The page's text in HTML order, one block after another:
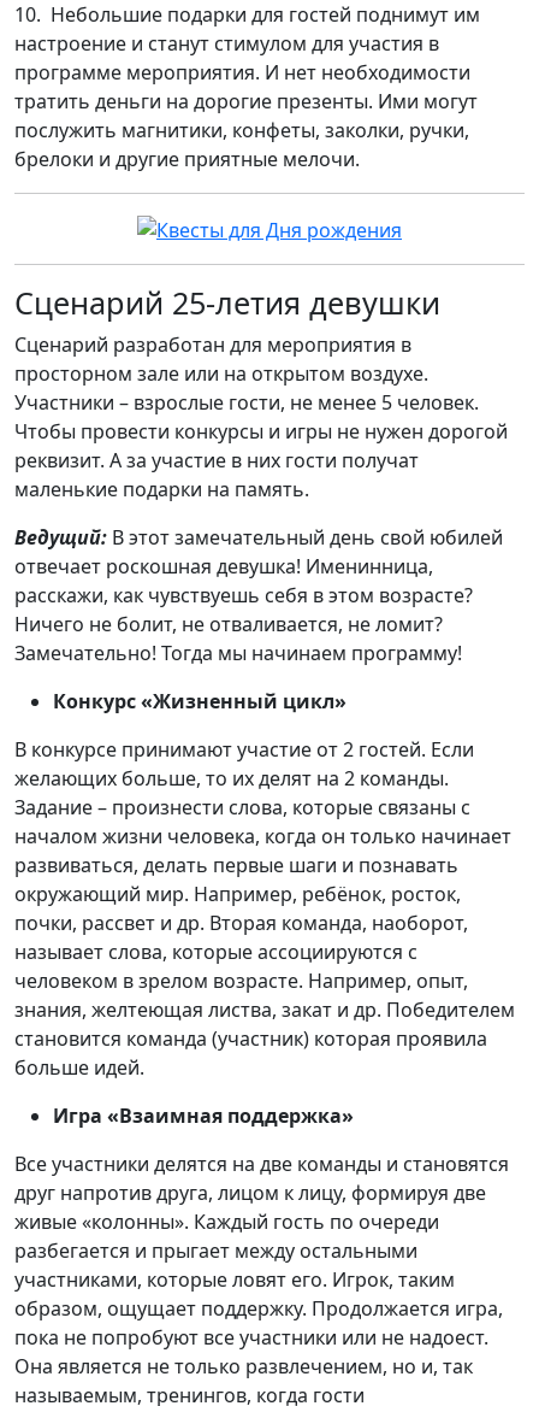
10. Небольшие подарки для гостей поднимут им
настроение и станут стимулом для участия в
программе мероприятия. И нет необходимости
тратить деньги на дорогие презенты. Ими могут
послужить магнитики, конфеты, заколки, ручки,
брелоки и другие приятные мелочи.
Сценарий 25-летия девушки
Сценарий разработан для мероприятия в
просторном зале или на открытом воздухе.
Участники – взрослые гости, не менее 5 человек.
Чтобы провести конкурсы и игры не нужен дорогой
реквизит. А за участие в них гости получат
маленькие подарки на память.
Ведущий: В этот замечательный день свой юбилей
отвечает роскошная девушка! Именинница,
расскажи, как чувствуешь себя в этом возрасте?
Ничего не болит, не отваливается, не ломит?
Замечательно! Тогда мы начинаем программу!
Конкурс «Жизненный цикл»
В конкурсе принимают участие от 2 гостей. Если
желающих больше, то их делят на 2 команды.
Задание – произнести слова, которые связаны с
началом жизни человека, когда он только начинает
развиваться, делать первые шаги и познавать
окружающий мир. Например, ребёнок, росток,
почки, рассвет и др. Вторая команда, наоборот,
называет слова, которые ассоциируются с
человеком в зрелом возрасте. Например, опыт,
знания, желтеющая листва, закат и др. Победителем
становится команда (участник) которая проявила
больше идей.
Игра «Взаимная поддержка»
Все участники делятся на две команды и становятся
друг напротив друга, лицом к лицу, формируя две
живые «колонны». Каждый гость по очереди
разбегается и прыгает между остальными
участниками, которые ловят его. Игрок, таким
образом, ощущает поддержку. Продолжается игра,
пока не попробуют все участники или не надоест.
Она является не только развлечением, но и, так
называемым, тренингов, когда гости